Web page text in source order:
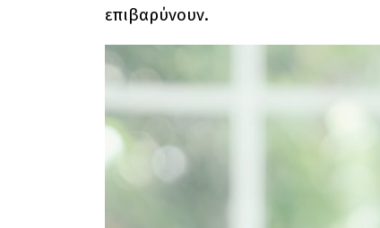
επιβαρύνουν.